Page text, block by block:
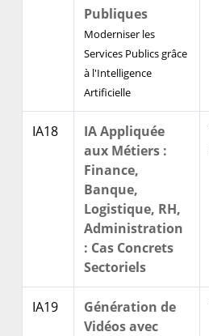
Publiques
Moderniser les
Services Publics grâce
à l'Intelligence
Artificielle
IA18
IA Appliquée
aux Métiers :
Finance,
Banque,
Logistique, RH,
Administration
: Cas Concrets
Sectoriels
IA19
Génération de
Vidéos avec